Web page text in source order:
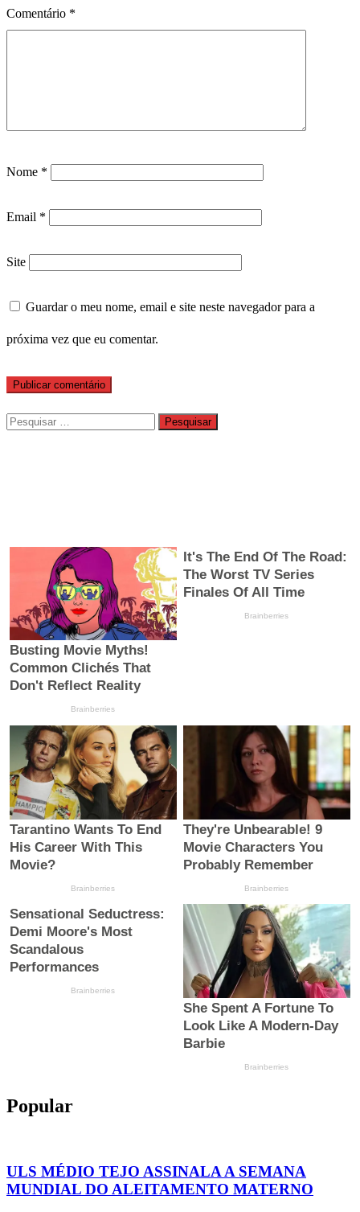
Comentário *
Nome *
Email *
Site
Guardar o meu nome, email e site neste navegador para a
próxima vez que eu comentar.
Pesquisar
por:
Popular
ULS MÉDIO TEJO ASSINALA A SEMANA
MUNDIAL DO ALEITAMENTO MATERNO